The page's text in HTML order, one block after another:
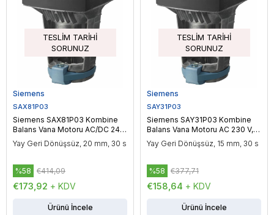
TESLIM TARIHI
SORUNUZ
Siemens
SAX81P03
Siemens SAX81P03 Kombine
Balans Vana Motoru AC/DC 24
V, 3P, Yüzer Kontrol, 500 N
Yay Geri Dönüşsüz, 20 mm, 30 s
€173,92 + KDV
%58 €414,09
Ürünü İncele
TESLIM TARIHI
SORUNUZ
Siemens
SAY31P03
Siemens SAY31P03 Kombine
Balans Vana Motoru AC 230 V,
3P, Yüzer Kontrol, 200 N
Yay Geri Dönüşsüz, 15 mm, 30 s
€158,64 + KDV
%58 €377,71
Ürünü İncele